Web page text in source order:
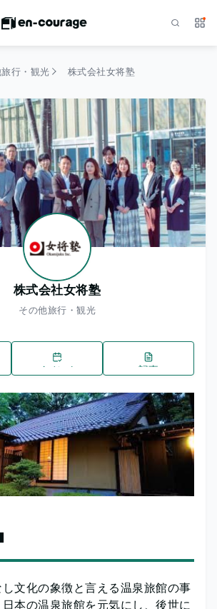
サ
行・観光 株式会社女将塾
株式会社女将塾
その他旅行・観光
イベント 記事
文化の象徴と言える温泉旅館の事
本の温泉旅館を元気にし、後世に